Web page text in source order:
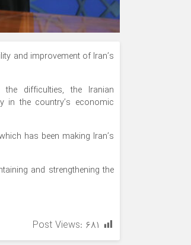
and improvement of Iran’s
difficulties, the Iranian
in the country’s economic
has been making Iran’s
and strengthening the
Post Views: ۶۸۱